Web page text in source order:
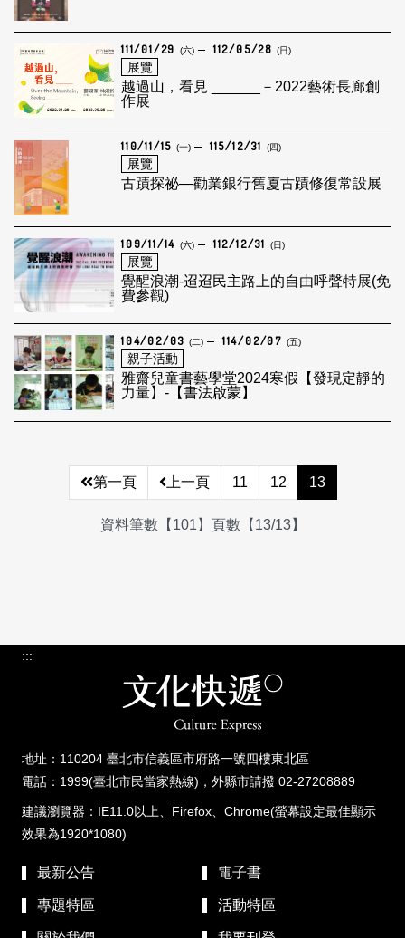
111/01/29 (六) 112/05/28 (日)
展覽
越過山，看見 ______－2022藝術長廊創
作展
110/11/15 (一) 115/12/31 (四)
展覽
古蹟探祕—勸業銀行舊廈古蹟修復常設展
109/11/14 (六) 112/12/31 (日)
展覽
覺醒浪潮-迢迢民主路上的自由呼聲特展(免
費參觀)
104/02/03 (二) 114/02/07 (五)
親子活動
雅齋兒童書藝學堂2024寒假【發現定靜的
力量】-【書法啟蒙】
第一頁 上一頁 11 12 13
資料筆數【101】頁數【13/13】
:::
地址：110204 臺北市信義區市府路一號四樓東北區
電話：1999(臺北市民當家熱線)，外縣市請撥 02-27208889
建議瀏覽器：IE11.0以上、Firefox、Chrome(螢幕設定最佳顯示
效果為1920*1080)
最新公告 電子書
專題特區 活動特區